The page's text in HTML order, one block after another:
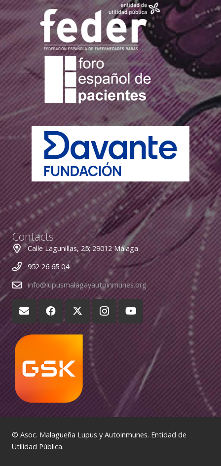
Contacts
Calle Lagunillas, 25; 29012 Málaga
952 26 65 04
info@lupusmalagayautoinmunes.org
© Asoc. Malagueña Lupus y Autoinmunes. Entidad de
Utilidad Pública.